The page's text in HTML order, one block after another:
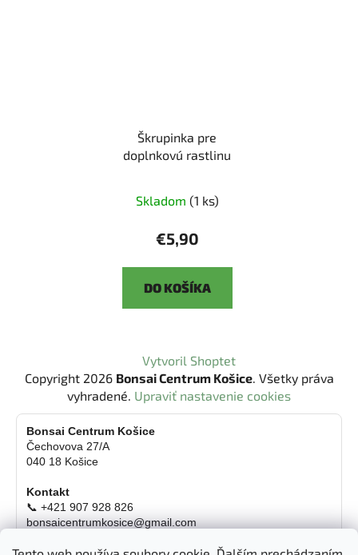
Škrupinka pre
doplnkovú rastlinu
Skladom (1 ks)
€5,90
DO KOŠÍKA
Vytvoril Shoptet
Copyright 2026 Bonsai Centrum Košice. Všetky práva
vyhradené. Upraviť nastavenie cookies
Bonsai Centrum Košice
Čechovova 27/A
040 18 Košice
Kontakt
📞 +421 907 928 826
bonsaicentrumkosice@gmail.com